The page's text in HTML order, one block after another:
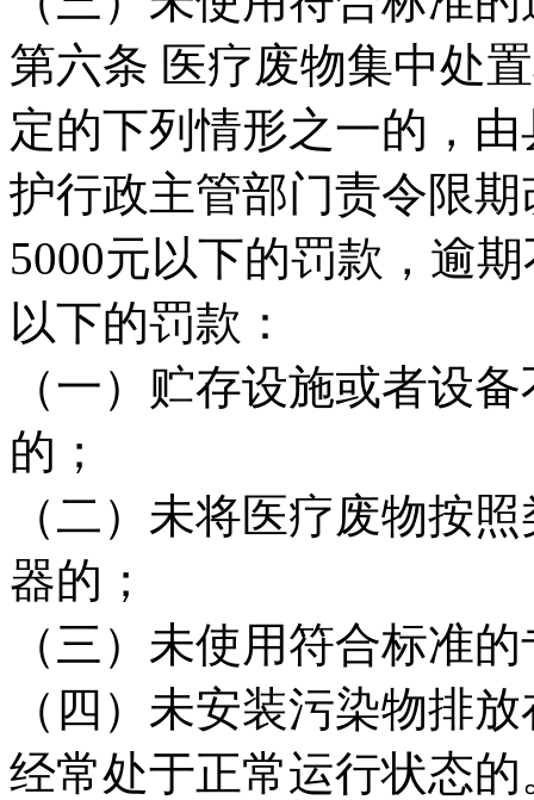
第六条 医疗废物集中处
定的下列情形之一的，
护行政主管部门责令限
5000元以下的罚款，逾
以下的罚款：
（一）贮存设施或者设
的；
（二）未将医疗废物按
器的；
（三）未使用符合标准
（四）未安装污染物排
经常处于正常运行状态的